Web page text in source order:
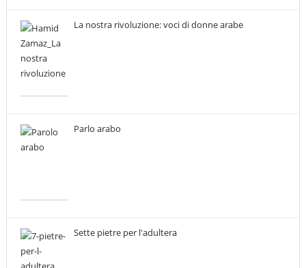
La nostra rivoluzione: voci di donne arabe
Parlo arabo
Sette pietre per l'adultera